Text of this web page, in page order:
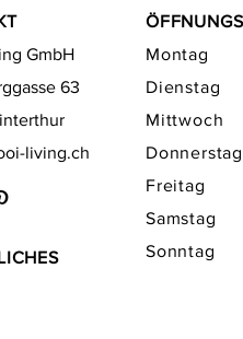
GmbH
63
living.ch
Montag
Dienstag
Freitag
Samstag